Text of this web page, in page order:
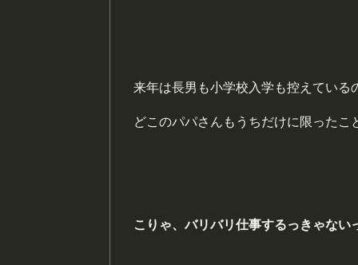
来年は長男も小学校入学も控えてい
どこのパパさんもうちだけに限った
こりゃ、バリバリ仕事するっきゃない